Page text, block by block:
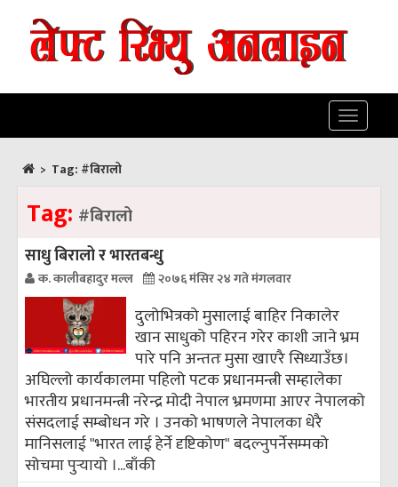
Toggle
> Tag: #बिरालो
Tag: #बिरालो
साधु बिरालो र भारतबन्धु
क. कालीबहादुर मल्ल २०७६ मंसिर २४ गते मंगलवार
दुलोभित्रको मुसालाई बाहिर निकालेर
खान साधुको पहिरन गरेर काशी जाने भ्रम
पारे पनि अन्ततः मुसा खाएरै सिध्याउँछ।
अघिल्लो कार्यकालमा पहिलो पटक प्रधानमन्त्री सम्हालेका
भारतीय प्रधानमन्त्री नरेन्द्र मोदी नेपाल भ्रमणमा आएर नेपालको
संसदलाई सम्बोधन गरे । उनको भाषणले नेपालका धेरै
मानिसलाई "भारत लाई हेर्ने दृष्टिकोण" बदल्नुपर्नेसम्मको
सोचमा पुर्‍यायो ।...बाँकी